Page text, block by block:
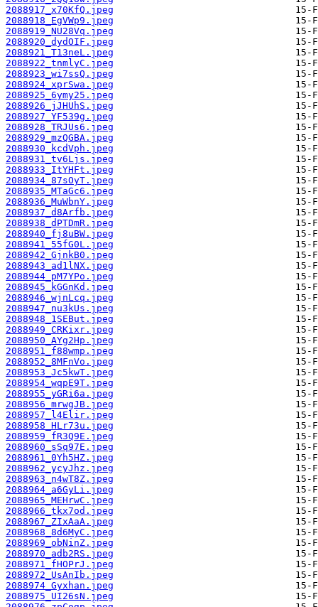
2088917_x70KfQ.jpeg
2088918_EgVWp9.jpeg
2088919_NU28Vq.jpeg
2088920_dydOIF.jpeg
2088921_T13neL.jpeg
2088922_tnmlyC.jpeg
2088923_wi7ssQ.jpeg
2088924_xprSwa.jpeg
2088925_6ymy25.jpeg
2088926_jJHUhS.jpeg
2088927_YF539g.jpeg
2088928_TRJUs6.jpeg
2088929_mzQGBA.jpeg
2088930_kcdVph.jpeg
2088931_tv6Ljs.jpeg
2088933_ItYHFt.jpeg
2088934_87sOyT.jpeg
2088935_MTaGc6.jpeg
2088936_MuWbnY.jpeg
2088937_d8Arfb.jpeg
2088938_dPTDmR.jpeg
2088940_fj8uBW.jpeg
2088941_55fG0L.jpeg
2088942_GjnkB0.jpeg
2088943_ad1lNX.jpeg
2088944_pM7YPo.jpeg
2088945_kGGnKd.jpeg
2088946_wjnLcq.jpeg
2088947_nu3kUs.jpeg
2088948_1SEBut.jpeg
2088949_CRKixr.jpeg
2088950_AYg2Hp.jpeg
2088951_f88wmp.jpeg
2088952_8MFnVo.jpeg
2088953_Jc5kwT.jpeg
2088954_wqpE9T.jpeg
2088955_yGRi6a.jpeg
2088956_mrwgJB.jpeg
2088957_l4Elir.jpeg
2088958_HLr73u.jpeg
2088959_fR3Q9E.jpeg
2088960_sSq97E.jpeg
2088961_0Yh5HZ.jpeg
2088962_ycyJhz.jpeg
2088963_n4wT8Z.jpeg
2088964_a6GyLi.jpeg
2088965_MEHrwC.jpeg
2088966_tkx7od.jpeg
2088967_ZIxAaA.jpeg
2088968_8d6MyC.jpeg
2088969_obNinZ.jpeg
2088970_adb2RS.jpeg
2088971_fHOPrJ.jpeg
2088972_UsAnIb.jpeg
2088974_Gyxhan.jpeg
2088975_UI26sN.jpeg